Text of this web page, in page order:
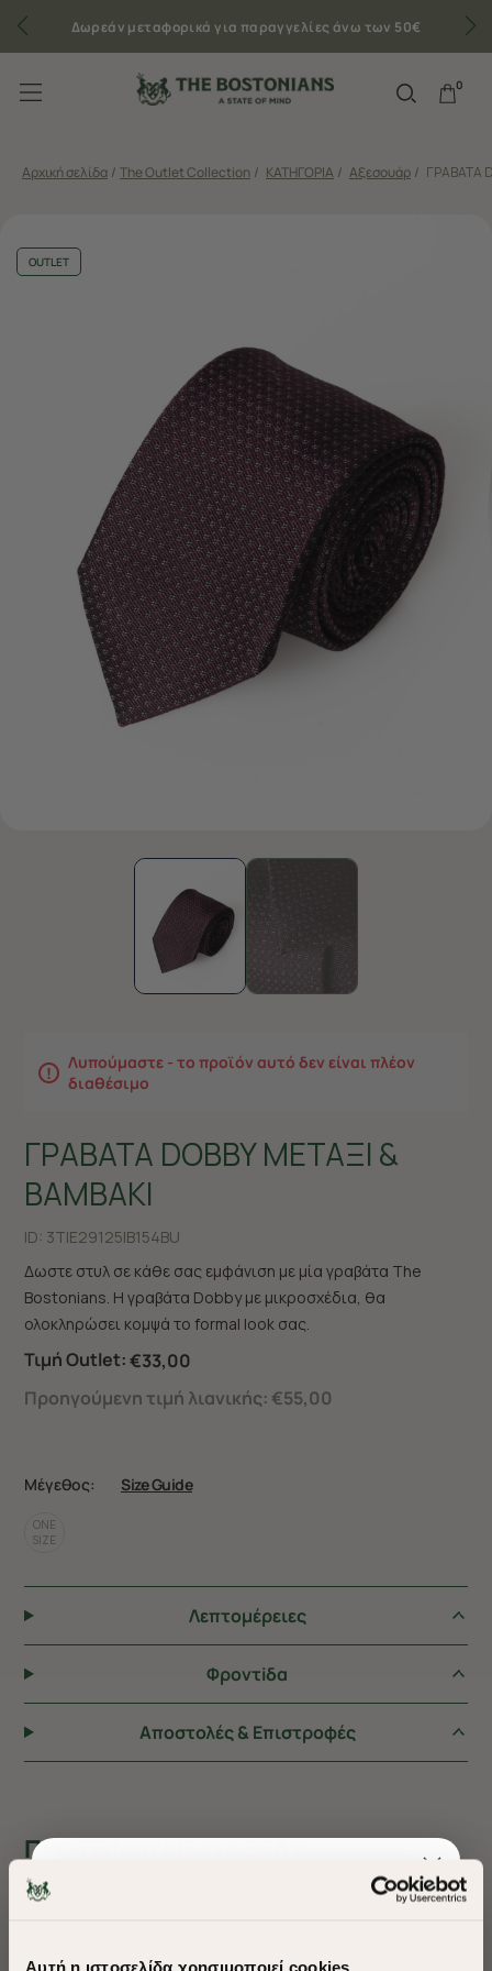
Αυτή η ιστοσελίδα χρησιμοποιεί cookies
Δωρεάν μεταφορικά για παραγγελίες άνω των 50€
0
Αρχική σελίδα / The Outlet Collection / ΚΑΤΗΓΟΡΙΑ / Αξεσουάρ / ΓΡΑΒΑΤΑ
OUTLET
Λυπούμαστε - το προϊόν αυτό δεν είναι πλέον
διαθέσιμο
ΓΡΑΒΑΤΑ DOBBY ΜΕΤΑΞΙ &
ΒΑΜΒΑΚΙ
ID: 3TIE29125|B154BU
Δωστε στυλ σε κάθε σας εμφάνιση με μία γραβάτα The
Bostonians. Η γραβάτα Dobby με μικροσχέδια, θα
ολοκληρώσει κομψά το formal look σας.
Τιμή Outlet:€33,00
Προηγούμενη τιμή λιανικής: €55,00
Μέγεθος: Size Guide
ONE
SIZE
Λεπτομέρειες
Φροντiδα
Αποστολές & Επιστροφές
ΠΡΟΤΕΙΝΟΥΜΕ ΓΙΑ ΕΣΑΣ